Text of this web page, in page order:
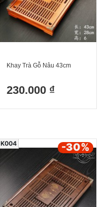
Khay Trà Gỗ Nâu 43cm
230.000 ₫
K004 -30%